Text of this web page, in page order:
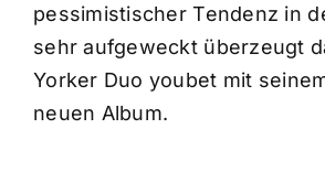
pessimistischer Tendenz in
sehr aufgeweckt überzeugt
Yorker Duo youbet mit
neuen Album.